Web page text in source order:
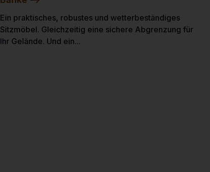
Ein praktisches, robustes und wetterbeständiges
Sitzmöbel. Gleichzeitig eine sichere Abgrenzung für
Ihr Gelände. Und ein...